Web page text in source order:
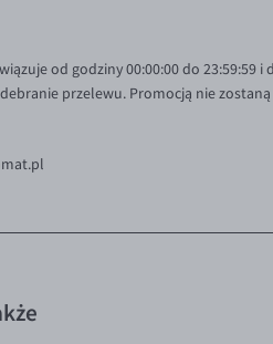
od godziny 00:00:00 do 23:59:59
przelewu. Promocją nie